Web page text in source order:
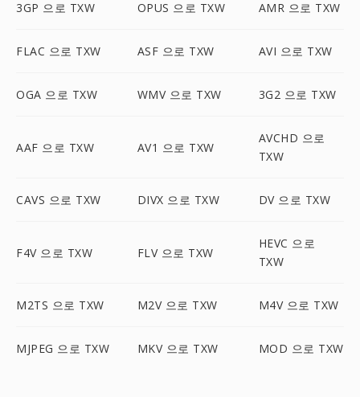
3GP 으로 TXW OPUS 으로 TXW AMR 으로 TXW
FLAC 으로 TXW ASF 으로 TXW AVI 으로 TXW
OGA 으로 TXW WMV 으로 TXW 3G2 으로 TXW
AAF 으로 TXW AV1 으로 TXW
AVCHD 으로
TXW
CAVS 으로 TXW DIVX 으로 TXW DV 으로 TXW
F4V 으로 TXW FLV 으로 TXW
HEVC 으로
TXW
M2TS 으로 TXW M2V 으로 TXW M4V 으로 TXW
MJPEG 으로 TXW MKV 으로 TXW MOD 으로 TXW